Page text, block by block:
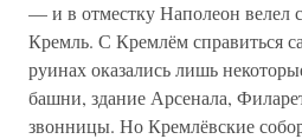
— и в отместку Наполеон велел
Кремль. С Кремлём справиться
руинах оказались лишь
башни, здание Арсенала,
звонницы. Но Кремлёвские